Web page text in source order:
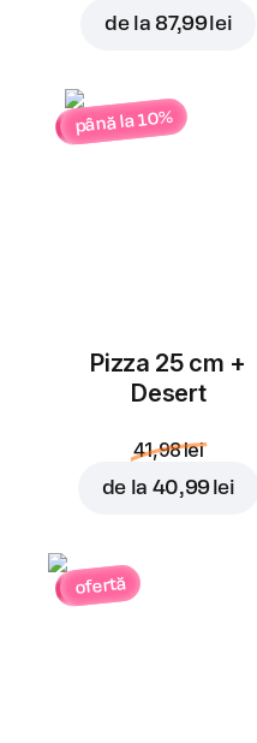
de la 87,99 lei
până la 10%
Pizza 25 cm +
Desert
41,98 lei
de la 40,99 lei
ofertă